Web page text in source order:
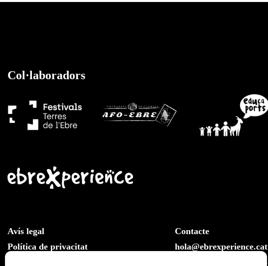
Col·laboradors
Avís legal
Política de privacitat
Contacte
hola@ebrexperience.cat
610 20 33 25